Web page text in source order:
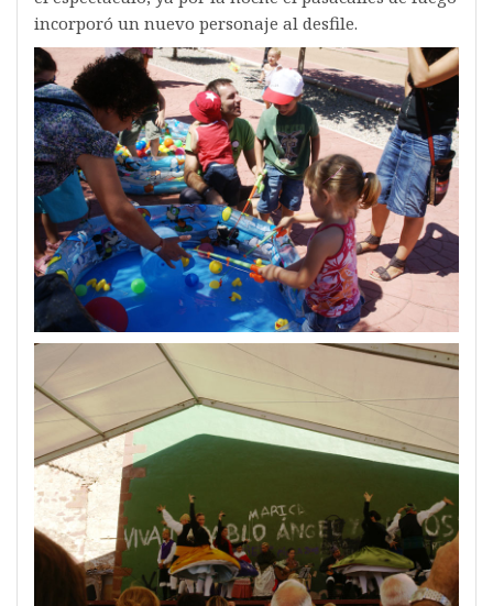
incorporó un nuevo personaje al desfile.